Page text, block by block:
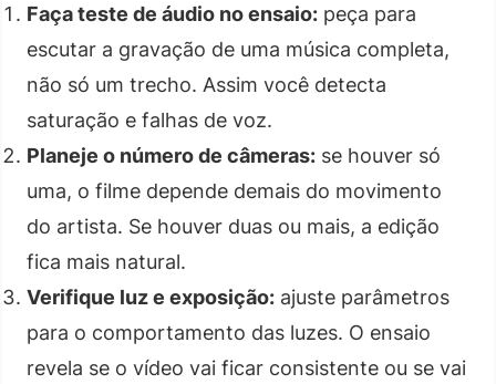
Faça teste de áudio no ensaio: peça para
escutar a gravação de uma música completa,
não só um trecho. Assim você detecta
saturação e falhas de voz.
Planeje o número de câmeras: se houver só
uma, o filme depende demais do movimento
do artista. Se houver duas ou mais, a edição
fica mais natural.
Verifique luz e exposição: ajuste parâmetros
para o comportamento das luzes. O ensaio
revela se o vídeo vai ficar consistente ou se vai